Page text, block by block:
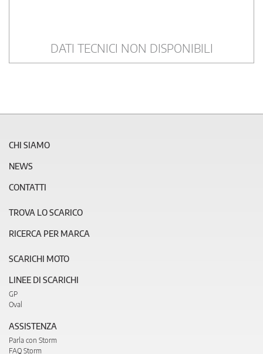
DATI TECNICI NON DISPONIBILI
CHI SIAMO
NEWS
CONTATTI
TROVA LO SCARICO
RICERCA PER MARCA
SCARICHI MOTO
LINEE DI SCARICHI
GP
Oval
ASSISTENZA
Parla con Storm
FAQ Storm